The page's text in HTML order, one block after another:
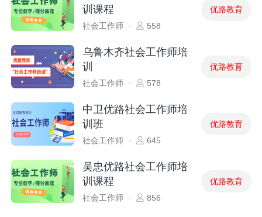
训课程
社会工作师 · 558
优路教育
乌鲁木齐社会工作师培
训
社会工作师 · 578
优路教育
中卫优路社会工作师培
训班
社会工作师 · 645
优路教育
吴忠优路社会工作师培
训课程
社会工作师 · 856
优路教育